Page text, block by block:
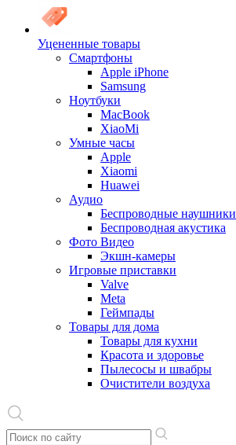
Уцененные товары
Cмартфоны
Apple iPhone
Samsung
Ноутбуки
MacBook
XiaoMi
Умные часы
Apple
Xiaomi
Huawei
Аудио
Беспроводные наушники
Беспроводная акустика
Фото Видео
Экшн-камеры
Игровые приставки
Valve
Meta
Геймпады
Товары для дома
Товары для кухни
Красота и здоровье
Пылесосы и швабры
Очистители воздуха